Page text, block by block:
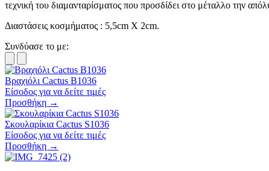
τεχνική του διαμανταρίσματος που προσδίδει στο μέταλλο την
Διαστάσεις κοσμήματος : 5,5cm X 2cm.
Συνδύασε το με:
Βραχιόλι Cactus B1036
Είσοδος για να δείτε τιμές
Προσθήκη →
Σκουλαρίκια Cactus S1036
Είσοδος για να δείτε τιμές
Προσθήκη →